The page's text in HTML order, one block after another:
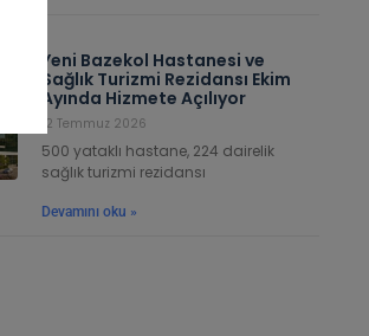
Yeni Bazekol Hastanesi ve
Sağlık Turizmi Rezidansı Ekim
Ayında Hizmete Açılıyor
12 Temmuz 2026
500 yataklı hastane, 224 dairelik
sağlık turizmi rezidansı
Devamını oku »